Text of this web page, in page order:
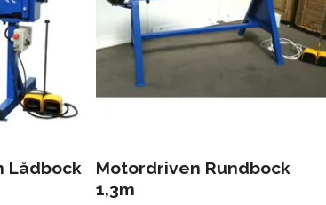
Lådbock
Motordriven Rundbock
1,3m